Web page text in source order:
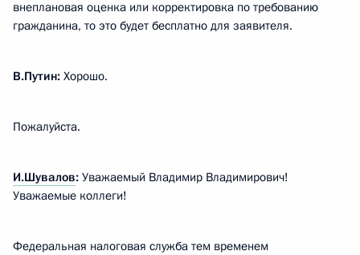
внеплановая оценка или корректировка по требованию
гражданина, то это будет бесплатно для заявителя.
В.Путин: Хорошо.
Пожалуйста.
И.Шувалов: Уважаемый Владимир Владимирович!
Уважаемые коллеги!
Федеральная налоговая служба тем временем